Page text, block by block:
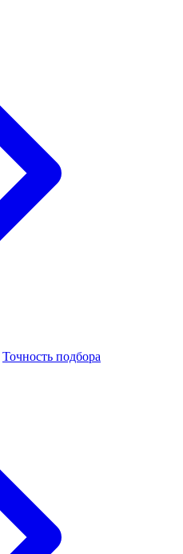
Точность подбора